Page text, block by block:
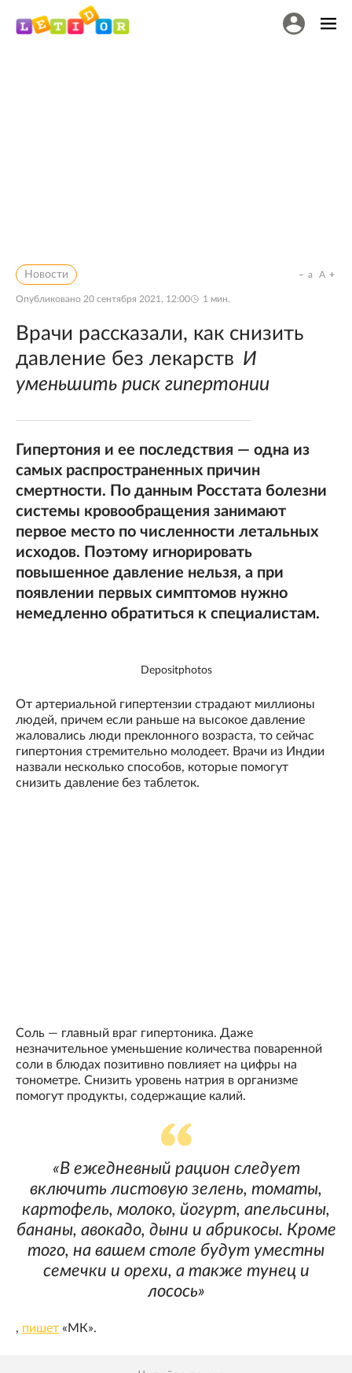
Новости
Опубликовано 20 сентября 2021, 12:00 1 мин.
a A
Врачи рассказали, как снизить
давление без лекарств И
уменьшить риск гипертонии
Гипертония и ее последствия — одна из
самых распространенных причин
смертности. По данным Росстата болезни
системы кровообращения занимают
первое место по численности летальных
исходов. Поэтому игнорировать
повышенное давление нельзя, а при
появлении первых симптомов нужно
немедленно обратиться к специалистам.
Depositphotos
От артериальной гипертензии страдают миллионы
людей, причем если раньше на высокое давление
жаловались люди преклонного возраста, то сейчас
гипертония стремительно молодеет. Врачи из Индии
назвали несколько способов, которые помогут
снизить давление без таблеток.
Соль — главный враг гипертоника. Даже
незначительное уменьшение количества поваренной
соли в блюдах позитивно повлияет на цифры на
тонометре. Снизить уровень натрия в организме
помогут продукты, содержащие калий.
«В ежедневный рацион следует
включить листовую зелень, томаты,
картофель, молоко, йогурт, апельсины,
бананы, авокадо, дыни и абрикосы. Кроме
того, на вашем столе будут уместны
семечки и орехи, а также тунец и
лосось»
, пишет «МК».